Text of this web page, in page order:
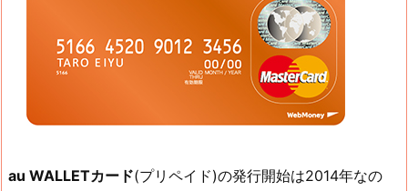
au WALLETカード(プリペイド)の発行開始は2014年なの